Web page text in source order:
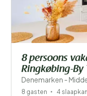
8 persoons
Ringkøbing-By
Denemarken -
8 gasten 4